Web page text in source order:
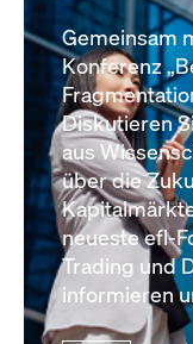
Gemeinsam
Konferenz
Diskutieren
aus
über die
neueste efl-
Trading und
informieren